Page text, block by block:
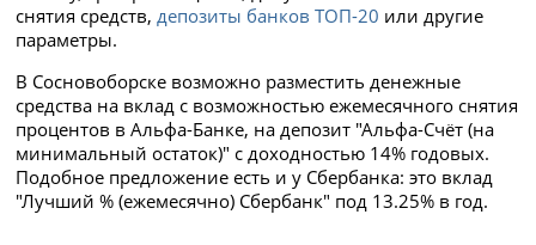
снятия средств,депозиты банков ТОП-20 или другие
параметры.
В Сосновоборске возможно разместить денежные
средства на вклад с возможностью ежемесячного снятия
процентов в Альфа-Банке, на депозит "Альфа-Счёт (на
минимальный остаток)" с доходностью 14% годовых.
Подобное предложение есть и у Сбербанка: это вклад
"Лучший % (ежемесячно) Сбербанк" под 13.25% в год.